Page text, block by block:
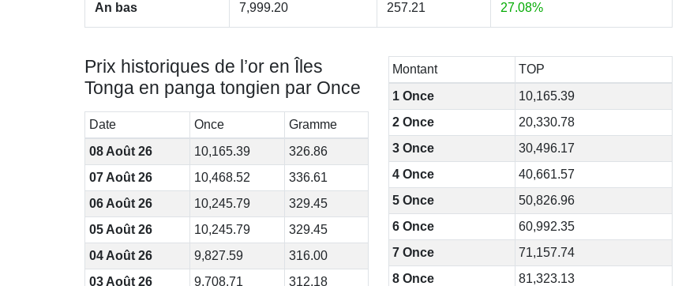
An bas 7,999.20 257.21 27.08%
Prix historiques de l’or en Îles
Tonga en panga tongien par Once
Date Once
Gramme
08 Août 26
10,165.39
326.86
07 Août 26
10,468.52
336.61
06 Août 26
10,245.79
329.45
05 Août 26
10,245.79
329.45
04 Août 26
9,827.59
316.00
03 Août 26
9,708.71 312.18
Montant
TOP
1 Once
10,165.39
2 Once
20,330.78
3 Once
30,496.17
4 Once
40,661.57
5 Once
50,826.96
6 Once
60,992.35
7 Once
71,157.74
8 Once
81,323.13